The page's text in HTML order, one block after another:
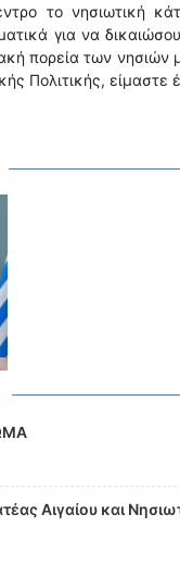
το νησιωτική
για να
πορεία των νησιών
Πολιτικής, είμαστε
Αιγαίου και